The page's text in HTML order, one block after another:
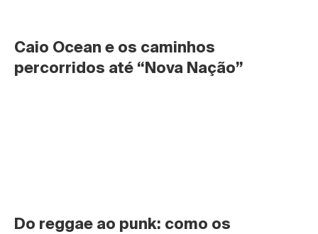
Caio Ocean e os caminhos
percorridos até “Nova Nação”
Do reggae ao punk: como os